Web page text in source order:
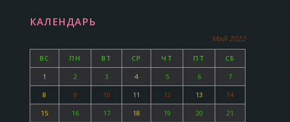
КАЛЕНДАРЬ
Май 2022
ВС ПН ВТ СР ЧТ ПТ СБ
1 2 3 4 5 6 7
8 9 10 11 12 13 14
15 16 17 18 19 20 21